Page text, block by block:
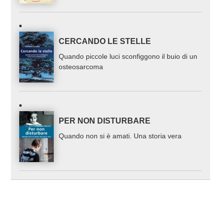
CERCANDO LE STELLE
Quando piccole luci sconfiggono il buio di un
osteosarcoma
PER NON DISTURBARE
Quando non si è amati. Una storia vera